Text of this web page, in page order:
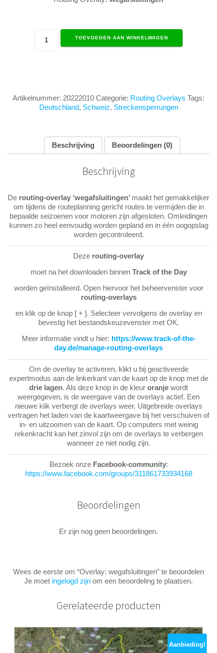
Overlay:
wegafsluitingen
TOEVOEGEN AAN WINKELWAGEN
Artikelnummer: 20222010 Categorie: Routing Overlays Tags:
Deutschland, Schweiz, Streckensperrungen
Beschrijving Beoordelingen (0)
Beschrijving
De routing-overlay ‘wegafsluitingen’ maakt het gemakkelijker
om tijdens de routeplanning gericht routes te vermijden die in
bepaalde seizoenen voor motoren zijn afgesloten. Omleidingen
kunnen zo heel eenvoudig worden gepland en in één oogopslag
worden gecontroleerd.
Deze routing-overlay
moet na het downloaden binnen Track of the Day
worden geïnstalleerd. Open hiervoor het beheervenster voor
routing-overlays
en klik op de knop [ + ]. Selecteer vervolgens de overlay en
bevestig het bestandskeuzevenster met OK.
Meer informatie vindt u hier: https://www.track-of-the-
day.de/manage-routing-overlays
Om de overlay te activeren, klikt u bij geactiveerde
expertmodus aan de linkerkant van de kaart op de knop met de
drie lagen. Als deze knop in de kleur oranje wordt
weergegeven, is de weergave van de overlays actief. Een
nieuwe klik verbergt de overlays weer. Uitgebreide overlays
vertragen het laden van de kaartweergave bij het verschuiven of
in- en uitzoomen van de kaart. Op computers met weinig
rekenkracht kan het zinvol zijn om de overlays te verbergen
wanneer ze niet nodig zijn.
Bezoek onze Facebook-community:
https://www.facebook.com/groups/311861733934168
Beoordelingen
Er zijn nog geen beoordelingen.
Wees de eerste om “Overlay: wegafsluitingen” te beoordelen
Je moet ingelogd zijn om een beoordeling te plaatsen.
Gerelateerde producten
Aanbieding!